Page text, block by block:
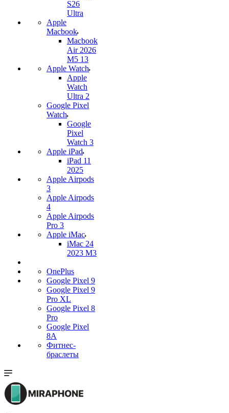
S26
Ultra
Apple
Macbook
Macbook
Air 2026
M5 13
Apple Watch
Apple
Watch
Ultra 2
Google Pixel
Watch
Google
Pixel
Watch 3
Apple iPad
iPad 11
2025
Apple Airpods
3
Apple Airpods
4
Apple Airpods
Pro 3
Apple iMac
iMac 24
2023 M3
OnePlus
Google Pixel 9
Google Pixel 9
Pro XL
Google Pixel 8
Pro
Google Pixel
8A
Фитнес-
браслеты